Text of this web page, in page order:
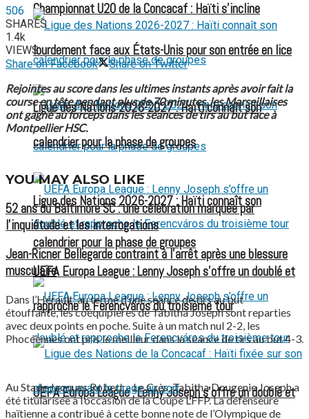
Championnat U20 de la Concacaf : Haïti s’incline
lourdement face aux États-Unis pour son entrée en lice
Ligue des Nations 2026-2027 : Haïti connaît son
calendrier pour la phase de groupes
UEFA Europa League : Lenny Joseph s’offre un doublé et
Ligue des Nations 2026-2027 : Haïti connaît son
calendrier pour la phase de groupes
UEFA Europa League : Lenny Joseph s’offre un doublé et
rapproche le Ferencváros du troisième tour
506
SHARES
1.4k
VIEWS
Share on Facebook
Share on Twitter
Rejointes au score dans les ultimes instants après avoir fait la
course en tête pendant plus de 70 minutes, les Marseillaises
ont gagné au forceps dans les séances de tirs au but face à
Montpellier HSC.
YOU MAY ALSO LIKE
52 ans du Baltimore SC : une célébration marquée par
l’inquiétude et les interrogations
Jean-Ricner Bellegarde contraint à l’arrêt après une blessure
musculaire
Dans l’Hérault, au terme d’une séance de tirs au but
étouffante, les coéquipières de Tabitha Joseph sont reparties
avec deux points en poche. Suite à un match nul 2-2, les
Phocéennes ont pris le meilleur dans la séance de tirs au but 4-3.
Au Stade Jacques Robert – Le Crès, Tabitha Dougenie Joseph a
été titularisée à l’occasion de la Coupe LFFP. La défenseure
haïtienne a contribué à cette bonne note de l’Olympique de